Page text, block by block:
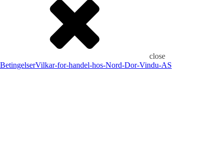
close
BetingelserVilkar-for-handel-hos-Nord-Dor-Vindu-AS